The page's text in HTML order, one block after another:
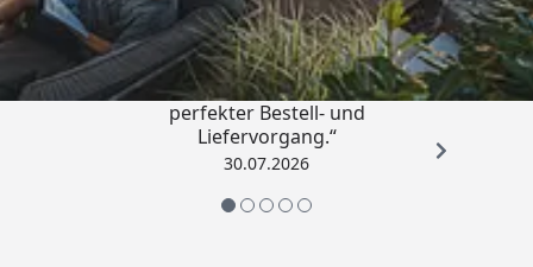
4,76/ 5
„Qualitativ sehr gute Ware und ein
perfekter Bestell- und
Liefervorgang.“
30.07.2026